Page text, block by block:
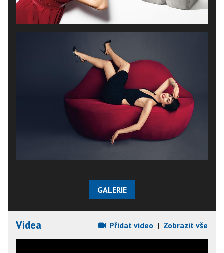
GALERIE
Videa Přidat video | Zobrazit vše